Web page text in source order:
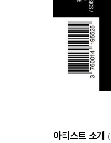
아티스트 소개